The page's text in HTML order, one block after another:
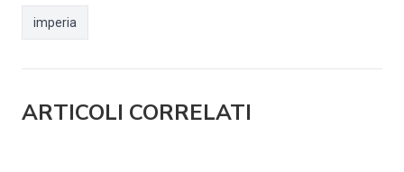
imperia
ARTICOLI CORRELATI